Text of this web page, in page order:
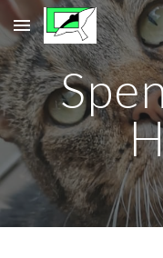
Skip to main content